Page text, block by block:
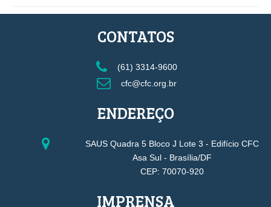
CONTATOS
(61) 3314-9600
cfc@cfc.org.br
ENDEREÇO
SAUS Quadra 5 Bloco J Lote 3 - Edifício CFC
Asa Sul - Brasília/DF
CEP: 70070-920
IMPRENSA